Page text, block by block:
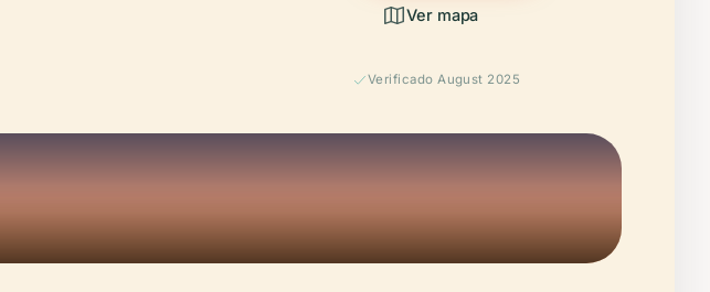
Ver mapa
Verificado August 2025